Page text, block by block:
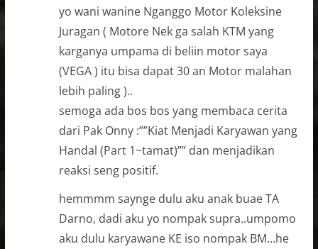
yo wani wanine Nganggo Motor Koleksine
Juragan ( Motore Nek ga salah KTM yang
karganya umpama di beliin motor saya
(VEGA ) itu bisa dapat 30 an Motor malahan
lebih paling )..
semoga ada bos bos yang membaca cerita
dari Pak Onny :””Kiat Menjadi Karyawan yang
Handal (Part 1~tamat)”” dan menjadikan
reaksi seng positif.
hemmmm saynge dulu aku anak buae TA
Darno, dadi aku yo nompak supra..umpomo
aku dulu karyawane KE iso nompak BM…he